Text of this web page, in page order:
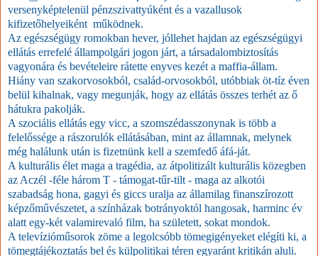
versenyképtelenül pénzszivattyúként és a vazallusok
kifizetőhelyeiként működnek.
Az egészségügy romokban hever, jóllehet hajdan az egészségügyi
ellátás errefelé állampolgári jogon járt, a társadalombiztosítás
vagyonára és bevételeire rátette enyves kezét a maffia-állam.
Hiány van szakorvosokból, család-orvosokból, utóbbiak öt-tíz éven
belül kihalnak, vagy megunják, hogy az ellátás összes terhét az ő
hátukra pakolják.
A szociális ellátás egy vicc, a szomszédasszonynak is több a
felelőssége a rászorulók ellátásában, mint az államnak, melynek
még halálunk után is fizetnünk kell a szemfedő áfá-ját.
A kulturális élet maga a tragédia, az átpolitizált kulturális közegben
az Aczél -féle három T - támogat-tűr-tilt - maga az alkotói
szabadság hona, gagyi és giccs uralja az államilag finanszírozott
képzőművészetet, a színházak botrányoktól hangosak, harminc év
alatt egy-két valamirevaló film, ha született, sokat mondok.
A televízióműsorok zöme a legolcsóbb tömegigényeket elégíti ki, a
tömegtájékoztatás bel és külpolitikai téren egyaránt kritikán aluli.